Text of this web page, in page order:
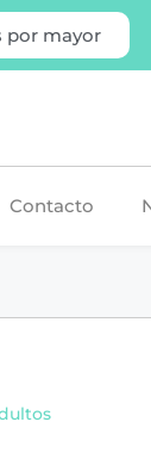
por mayor
Contacto